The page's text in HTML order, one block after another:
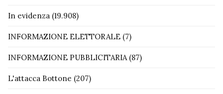
In evidenza (19.908)
INFORMAZIONE ELETTORALE (7)
INFORMAZIONE PUBBLICITARIA(87)
L'attacca Bottone (207)